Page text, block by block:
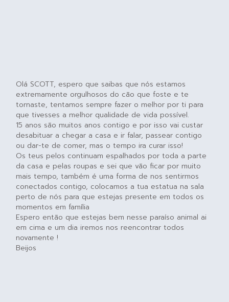
Olá SCOTT, espero que saibas que nós estamos
extremamente orgulhosos do cão que foste e te
tornaste, tentamos sempre fazer o melhor por ti para
que tivesses a melhor qualidade de vida possível.
15 anos são muitos anos contigo e por isso vai custar
desabituar a chegar a casa e ir falar, passear contigo
ou dar-te de comer, mas o tempo ira curar isso!
Os teus pelos continuam espalhados por toda a parte
da casa e pelas roupas e sei que vão ficar por muito
mais tempo, também é uma forma de nos sentirmos
conectados contigo, colocamos a tua estatua na sala
perto de nós para que estejas presente em todos os
momentos em família
Espero então que estejas bem nesse paraíso animal ai
em cima e um dia iremos nos reencontrar todos
novamente !
Beijos